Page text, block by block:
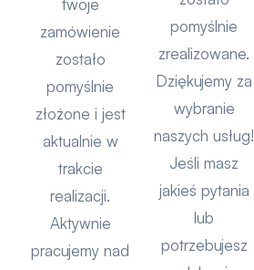
twoje
zamówienie
zostało
pomyślnie
złożone i jest
aktualnie w
trakcie
realizacji.
Aktywnie
pracujemy nad
pomyślnie
zrealizowane.
Dziękujemy za
wybranie
naszych usług!
Jeśli masz
jakieś pytania
lub
potrzebujesz